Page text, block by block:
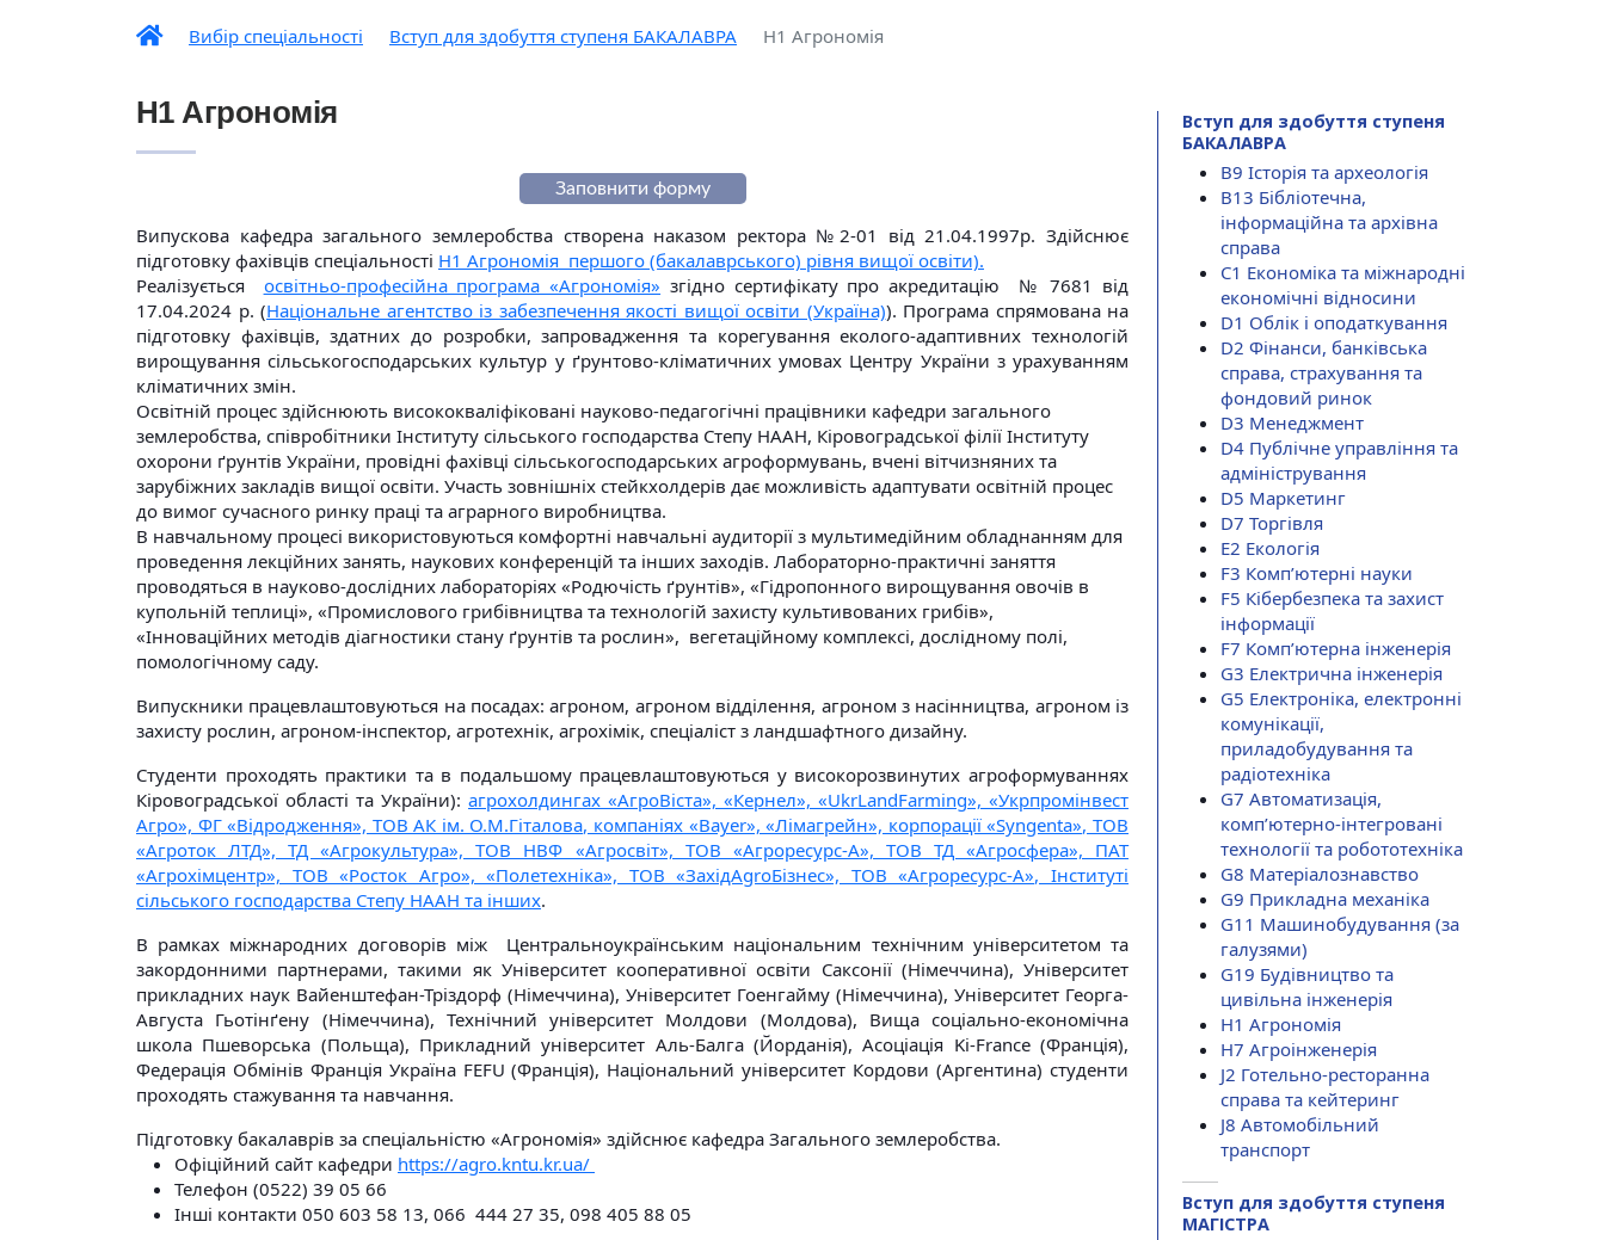
Вибір спеціальності Вступ для здобуття ступеня БАКАЛАВРА H1 Агрономія
H1 Агрономія
Заповнити форму
Випускова кафедра загального землеробства створена наказом ректора №2-01 від 21.04.1997р. Здійснює
підготовку фахівців спеціальності Н1 Агрономія першого (бакалаврського) рівня вищої освіти).
Реалізується освітньо-професійна програма «Агрономія» згідно сертифікату про акредитацію № 7681 від
17.04.2024 р. (Національне агентство із забезпечення якості вищої освіти (Україна)). Програма спрямована на
підготовку фахівців, здатних до розробки, запровадження та корегування еколого-адаптивних технологій
вирощування сільськогосподарських культур у ґрунтово-кліматичних умовах Центру України з урахуванням
кліматичних змін.
Освітній процес здійснюють висококваліфіковані науково-педагогічні працівники кафедри загального
землеробства, співробітники Інституту сільського господарства Степу НААН, Кіровоградської філії Інституту
охорони ґрунтів України, провідні фахівці сільськогосподарських агроформувань, вчені вітчизняних та
зарубіжних закладів вищої освіти. Участь зовнішніх стейкхолдерів дає можливість адаптувати освітній процес
до вимог сучасного ринку праці та аграрного виробництва.
В навчальному процесі використовуються комфортні навчальні аудиторії з мультимедійним обладнанням для
проведення лекційних занять, наукових конференцій та інших заходів. Лабораторно-практичні заняття
проводяться в науково-дослідних лабораторіях «Родючість ґрунтів», «Гідропонного вирощування овочів в
купольній теплиці», «Промислового грибівництва та технологій захисту культивованих грибів»,
«Інноваційних методів діагностики стану ґрунтів та рослин», вегетаційному комплексі, дослідному полі,
помологічному саду.
Випускники працевлаштовуються на посадах: агроном, агроном відділення, агроном з насінництва, агроном із
захисту рослин, агроном-інспектор, агротехнік, агрохімік, спеціаліст з ландшафтного дизайну.
Студенти проходять практики та в подальшому працевлаштовуються у високорозвинутих агроформуваннях
Кіровоградської області та України): агрохолдингах «АгроВіста», «Кернел», «UkrLandFarming», «Укрпромінвест
Агро», ФГ «Відродження», ТОВ АК ім. О.М.Гіталова, компаніях «Bayer», «Лімагрейн», корпорації «Syngenta», ТОВ
«Агроток ЛТД», ТД «Агрокультура», ТОВ НВФ «Агросвіт», ТОВ «Агроресурс-А», ТОВ ТД «Агросфера», ПАТ
«Агрохімцентр», ТОВ «Росток Агро», «Полетехніка», ТОВ «ЗахідАgroБізнес», ТОВ «Агроресурс-А», Інституті
сільського господарства Степу НААН та інших.
В рамках міжнародних договорів між Центральноукраїнським національним технічним університетом та
закордонними партнерами, такими як Університет кооперативної освіти Саксонії (Німеччина), Університет
прикладних наук Вайенштефан-Тріздорф (Німеччина), Університет Гоенгайму (Німеччина), Університет Георга-
Августа Гьотінґену (Німеччина), Технічний університет Молдови (Молдова), Вища соціально-економічна
школа Пшеворська (Польща), Прикладний університет Аль-Балга (Йорданія), Асоціація Ki-France (Франція),
Федерація Обмінів Франція Україна FEFU (Франція), Національний університет Кордови (Аргентина) студенти
проходять стажування та навчання.
Підготовку бакалаврів за спеціальністю «Агрономія» здійснює кафедра Загального землеробства.
Офіційний сайт кафедри https://agro.kntu.kr.ua/
Телефон (0522) 39 05 66
Інші контакти 050 603 58 13, 066 444 27 35, 098 405 88 05
Вступ для здобуття ступеня
БАКАЛАВРА
B9 Історія та археологія
B13 Бібліотечна,
інформаційна та архівна
справа
C1 Економіка та міжнародні
економічні відносини
D1 Облік і оподаткування
D2 Фінанси, банківська
справа, страхування та
фондовий ринок
D3 Менеджмент
D4 Публічне управління та
адміністрування
D5 Маркетинг
D7 Торгівля
E2 Екологія
F3 Комп’ютерні науки
F5 Кібербезпека та захист
інформації
F7 Комп’ютерна інженерія
G3 Електрична інженерія
G5 Електроніка, електронні
комунікації,
приладобудування та
радіотехніка
G7 Автоматизація,
комп’ютерно-інтегровані
технології та робототехніка
G8 Матеріалознавство
G9 Прикладна механіка
G11 Машинобудування (за
галузями)
G19 Будівництво та
цивільна інженерія
H1 Агрономія
H7 Агроінженерія
J2 Готельно-ресторанна
справа та кейтеринг
J8 Автомобільний
транспорт
Вступ для здобуття ступеня
МАГІСТРА